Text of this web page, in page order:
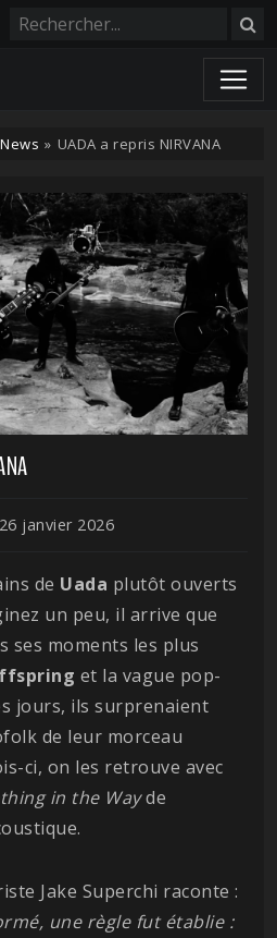
News » UADA a repris NIRVANA
26 janvier 2026
de Uada plutôt ouverts
un peu, il arrive que
ses moments les plus
et la vague pop-
jours, ils surprenaient
de leur morceau
ci, on les retrouve avec
in the Wayde
Jake Superchi raconte :
une règle fut établie :